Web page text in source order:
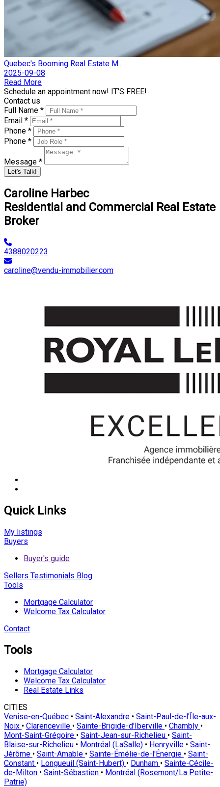
Quebec's Booming Real Estate M...
2025-09-08
Read More
Schedule an appointment now! IT'S FREE!
Contact us
Full Name *
Email *
Phone *
Phone *
Message *
Let's Talk!
Caroline Harbec
Residential and Commercial Real Estate
Broker
4388020223
caroline@vendu-immobilier.com
Quick Links
My listings
Buyers
Buyer's guide
Sellers Testimonials Blog
Tools
Mortgage Calculator
Welcome Tax Calculator
Contact
Tools
Mortgage Calculator
Welcome Tax Calculator
Real Estate Links
CITIES
Venise-en-Québec • Saint-Alexandre • Saint-Paul-de-l'Île-aux-
Noix • Clarenceville • Sainte-Brigide-d'Iberville • Chambly •
Mont-Saint-Grégoire • Saint-Jean-sur-Richelieu • Saint-
Blaise-sur-Richelieu • Montréal (LaSalle) • Henryville • Saint-
Jérôme • Saint-Amable • Sainte-Émélie-de-l'Énergie • Saint-
Constant • Longueuil (Saint-Hubert) • Dunham • Sainte-Cécile-
de-Milton • Saint-Sébastien • Montréal (Rosemont/La Petite-
Patrie)